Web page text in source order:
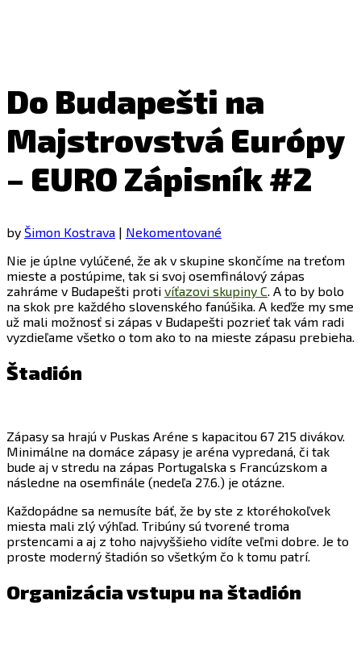
Do Budapešti na
Majstrovstvá Európy
– EURO Zápisník #2
by Šimon Kostrava | Nekomentované
Nie je úplne vylúčené, že ak v skupine skončíme na treťom
mieste a postúpime, tak si svoj osemfinálový zápas
zahráme v Budapešti proti víťazovi skupiny C. A to by bolo
na skok pre každého slovenského fanúšika. A keďže my sme
už mali možnosť si zápas v Budapešti pozrieť tak vám radi
vyzdieľame všetko o tom ako to na mieste zápasu prebieha.
Štadión
Zápasy sa hrajú v Puskas Aréne s kapacitou 67 215 divákov.
Minimálne na domáce zápasy je aréna vypredaná, či tak
bude aj v stredu na zápas Portugalska s Francúzskom a
následne na osemfinále (nedeľa 27.6.) je otázne.
Každopádne sa nemusíte báť, že by ste z ktoréhokoľvek
miesta mali zlý výhľad. Tribúny sú tvorené troma
prstencami a aj z toho najvyššieho vidíte veľmi dobre. Je to
proste moderný štadión so všetkým čo k tomu patrí.
Organizácia vstupu na štadión